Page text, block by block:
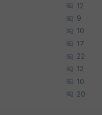
12
9
10
17
22
12
10
20